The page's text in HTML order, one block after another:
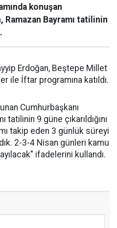
konuşan
Ramazan Bayramı tatilinin
Erdoğan, Beştepe Millet
ile İftar programına katıldı.
Cumhurbaşkanı
tatilinin 9 güne çıkarıldığını
takip eden 3 günlük süreyi
2-3-4 Nisan günleri kamu
ifadelerini kullandı.